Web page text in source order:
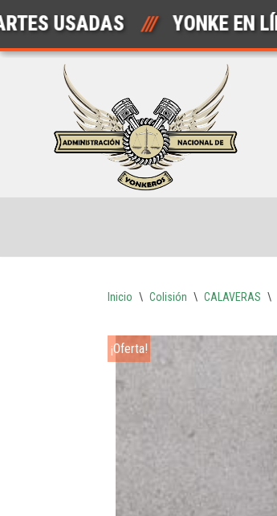
Saltar
/// YONKE EN LÍNEA
Inicio \ Colisión \ CALAVERAS \
¡Oferta!